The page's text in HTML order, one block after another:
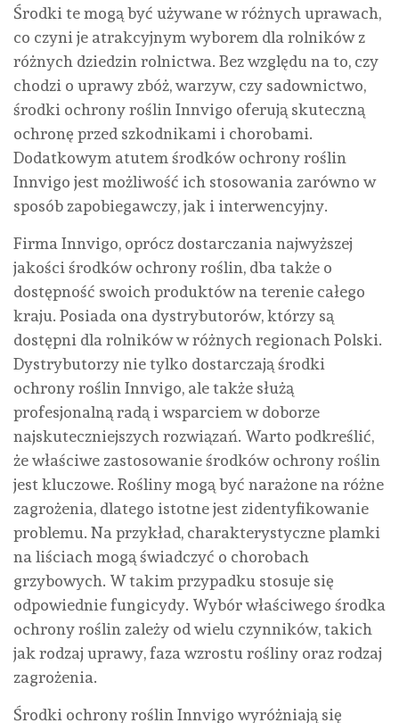
Środki te mogą być używane w różnych uprawach,
co czyni je atrakcyjnym wyborem dla rolników z
różnych dziedzin rolnictwa. Bez względu na to, czy
chodzi o uprawy zbóż, warzyw, czy sadownictwo,
środki ochrony roślin Innvigo oferują skuteczną
ochronę przed szkodnikami i chorobami.
Dodatkowym atutem środków ochrony roślin
Innvigo jest możliwość ich stosowania zarówno w
sposób zapobiegawczy, jak i interwencyjny.
Firma Innvigo, oprócz dostarczania najwyższej
jakości środków ochrony roślin, dba także o
dostępność swoich produktów na terenie całego
kraju. Posiada ona dystrybutorów, którzy są
dostępni dla rolników w różnych regionach Polski.
Dystrybutorzy nie tylko dostarczają środki
ochrony roślin Innvigo, ale także służą
profesjonalną radą i wsparciem w doborze
najskuteczniejszych rozwiązań. Warto podkreślić,
że właściwe zastosowanie środków ochrony roślin
jest kluczowe. Rośliny mogą być narażone na różne
zagrożenia, dlatego istotne jest zidentyfikowanie
problemu. Na przykład, charakterystyczne plamki
na liściach mogą świadczyć o chorobach
grzybowych. W takim przypadku stosuje się
odpowiednie fungicydy. Wybór właściwego środka
ochrony roślin zależy od wielu czynników, takich
jak rodzaj uprawy, faza wzrostu rośliny oraz rodzaj
zagrożenia.
Środki ochrony roślin Innvigo wyróżniają się